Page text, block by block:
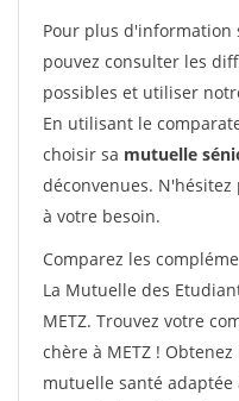
Pour plus d'information
pouvez consulter les
possibles et utiliser
En utilisant le
choisir sa mutuelle
déconvenues.
à votre besoin.
Comparez les
La Mutuelle des
METZ. Trouvez votre
chère à METZ !
mutuelle santé adaptée